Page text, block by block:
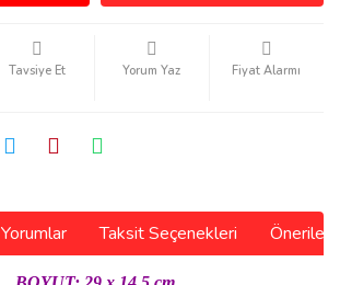
Tavsiye Et Yorum Yaz Fiyat Alarmı
Yorumlar Taksit Seçenekleri